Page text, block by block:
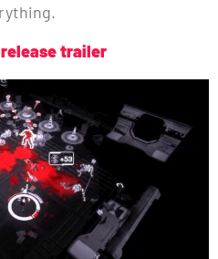
trailer